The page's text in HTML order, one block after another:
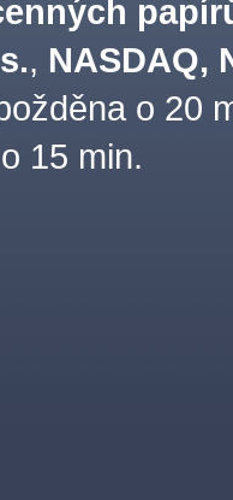
, NASDAQ,
o 20
15 min.